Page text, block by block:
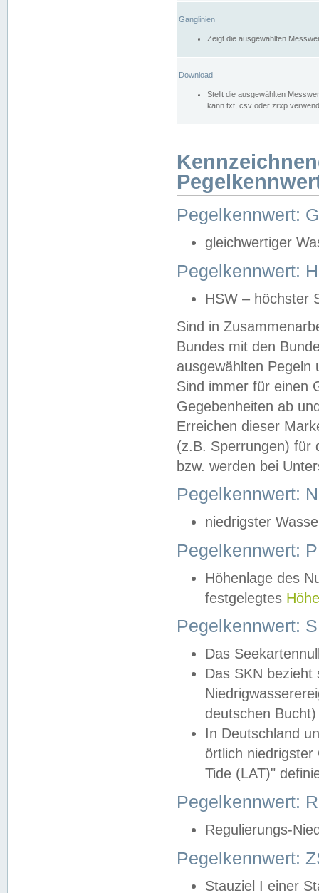
Ganglinien
Zeigt die ausgewählten
Download
Stellt die ausgewählten
kann txt, csv oder zrxp
Pegelkennwert:
gleichwertiger
Pegelkennwert:
HSW – höchster
Sind in
Bundes mit den
ausgewählten
Sind immer für einen
Gegebenheiten ab
Erreichen dieser
(z.B. Sperrungen) für
bzw. werden bei
Pegelkennwert:
niedrigster
Pegelkennwert:
Höhenlage des
festgelegtes
Pegelkennwert:
Das
Das SKN
deutschen
In Deutschland
örtlich
Tide (LAT)"
Pegelkennwert:
Regulierungs-
Pegelkennwert:
Stauziel I einer